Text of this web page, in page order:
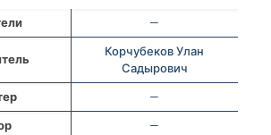
—
Корчубеков Улан
Садырович
—
—